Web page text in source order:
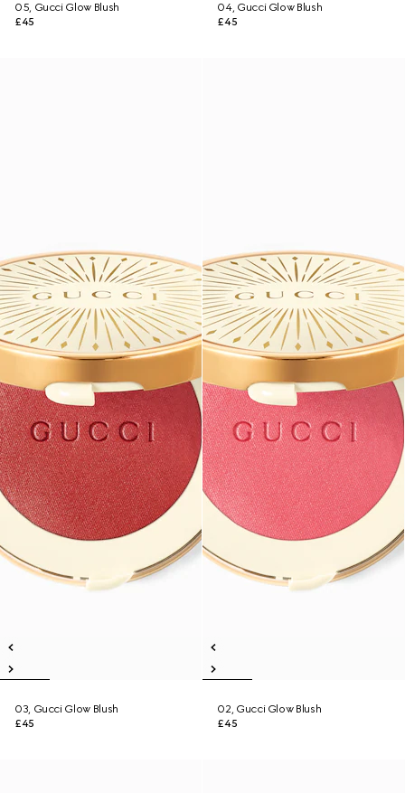
05, Gucci Glow Blush
£45
04, Gucci Glow Blush
£45
03, Gucci Glow Blush
£45
02, Gucci Glow Blush
£45